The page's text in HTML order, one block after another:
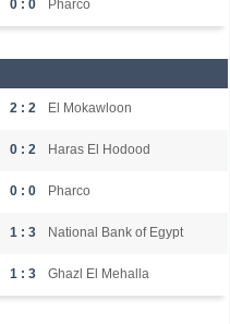
0 : 0 Pharco
2 : 2 El Mokawloon
0 : 2 Haras El Hodood
0 : 0 Pharco
1 : 3 National Bank of Egypt
1 : 3 Ghazl El Mehalla